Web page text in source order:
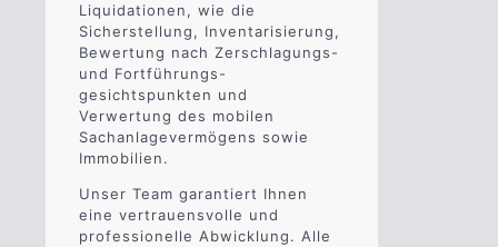
Liquidationen, wie die
Sicherstellung, Inventarisierung,
Bewertung nach Zerschlagungs-
und Fortführungs-
gesichtspunkten und
Verwertung des mobilen
Sachanlagevermögens sowie
Immobilien.
Unser Team garantiert Ihnen
eine vertrauensvolle und
professionelle Abwicklung. Alle